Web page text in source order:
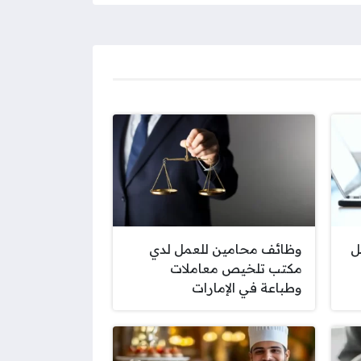
وظائف محامين للعمل لدي
مكتب تلخيص معاملات
وطباعة في الإمارات